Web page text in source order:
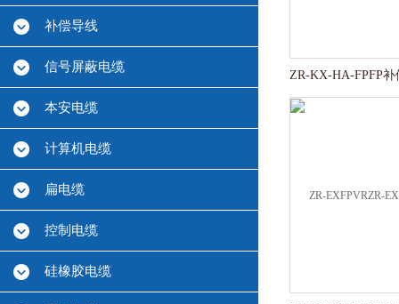
补偿导线
信号屏蔽电缆
本安电缆
计算机电缆
扁电缆
控制电缆
硅橡胶电缆